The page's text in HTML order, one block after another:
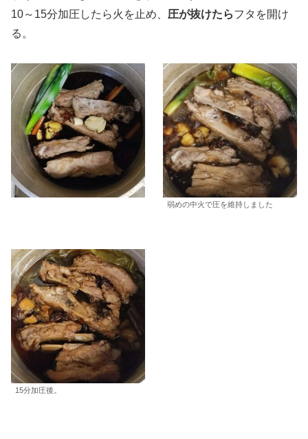
10～15分加圧したら火を止め、 圧が抜けたらフタを開け
る。
弱めの中火で圧を維持しました
15分加圧後。